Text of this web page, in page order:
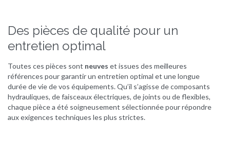
Des pièces de qualité pour un
entretien optimal
Toutes ces pièces sont neuves et issues des meilleures
références pour garantir un entretien optimal et une longue
durée de vie de vos équipements. Qu’il s’agisse de composants
hydrauliques, de faisceaux électriques, de joints ou de flexibles,
chaque pièce a été soigneusement sélectionnée pour répondre
aux exigences techniques les plus strictes.